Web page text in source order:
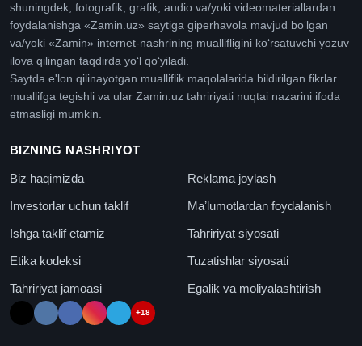
shuningdek, fotografik, grafik, audio va/yoki videomateriallardan
foydalanishga «Zamin.uz» saytiga giperhavola mavjud boʻlgan
va/yoki «Zamin» internet-nashrining muallifligini koʻrsatuvchi yozuv
ilova qilingan taqdirda yoʻl qoʻyiladi.
Saytda e'lon qilinayotgan mualliflik maqolalarida bildirilgan fikrlar
muallifga tegishli va ular Zamin.uz tahririyati nuqtai nazarini ifoda
etmasligi mumkin.
BIZNING NASHRIYOT
Biz haqimizda
Reklama joylash
Investorlar uchun taklif
Maʼlumotlardan foydalanish
Ishga taklif etamiz
Tahririyat siyosati
Etika kodeksi
Tuzatishlar siyosati
Tahririyat jamoasi
Egalik va moliyalashtirish
+18